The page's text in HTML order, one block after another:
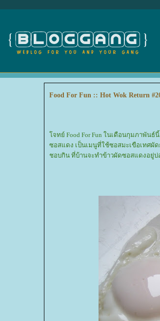
Food For Fun :: Hot Wok Return
จทย์ Food For Fun ในเดือนกุมภาพันธ์
ซอสแดง เป็นเมนูที่ใช้ซอสมะเขือเทศผั
ชอบกิน ที่บ้านจะทำข้าวผัดซอสแดงอยู่บ่